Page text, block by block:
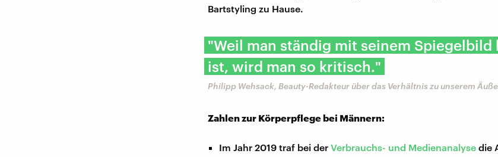
Bartstyling zu Hause.
"Weil man ständig mit seinem
ist, wird man so kritisch."
Philipp Wehsack, Beauty-Redakteur über das Verhältnis zu unserem
Zahlen zur Körperpflege bei Männern:
Im Jahr 2019 traf bei derVerbrauchs- und Medienanalyse die